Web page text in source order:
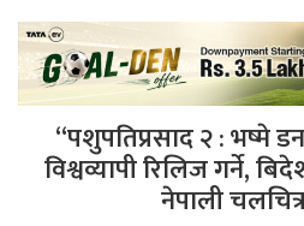
“पशुपतिप्रसाद २ : भष्मे
विश्वव्यापी रिलिज गर्ने,
नेपाली